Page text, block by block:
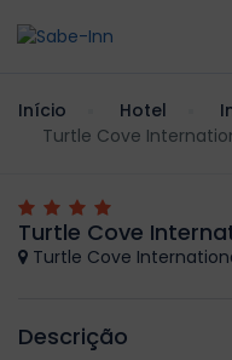
Início Hotel
Turtle Cove
Turtle Cove
Turtle Cove
Descrição